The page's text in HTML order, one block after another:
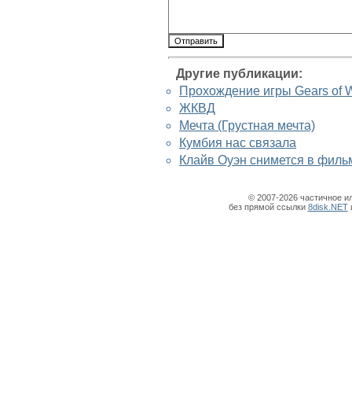
Другие публикации:
Прохождение игры Gears of
ЖКВД
Мечта (Грустная мечта)
Кумбия нас связала
Клайв Оуэн снимется в
© 2007-2026 частичное
без прямой ссылки 8disk.NET